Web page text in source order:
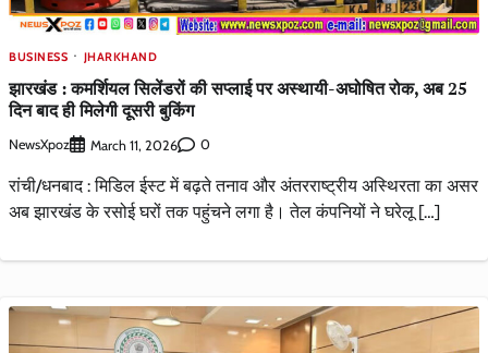
BUSINESS JHARKHAND
झारखंड : कमर्शियल सिलेंडरों की सप्लाई पर अस्थायी-अघोषित रोक, अब 25
दिन बाद ही मिलेगी दूसरी बुकिंग
NewsXpoz March 11, 2026 0
रांची/धनबाद : मिडिल ईस्ट में बढ़ते तनाव और अंतरराष्ट्रीय अस्थिरता का असर
अब झारखंड के रसोई घरों तक पहुंचने लगा है। तेल कंपनियों ने घरेलू […]